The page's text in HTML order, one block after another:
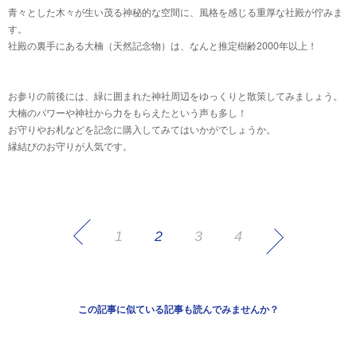
青々とした木々が生い茂る神秘的な空間に、風格を感じる重厚な社殿が佇みま
す。
社殿の裏手にある大楠（天然記念物）は、なんと推定樹齢2000年以上！
お参りの前後には、緑に囲まれた神社周辺をゆっくりと散策してみましょう。
大楠のパワーや神社から力をもらえたという声も多し！
お守りやお札などを記念に購入してみてはいかがでしょうか。
縁結びのお守りが人気です。
1 2 3 4
この記事に似ている記事も読んでみませんか？